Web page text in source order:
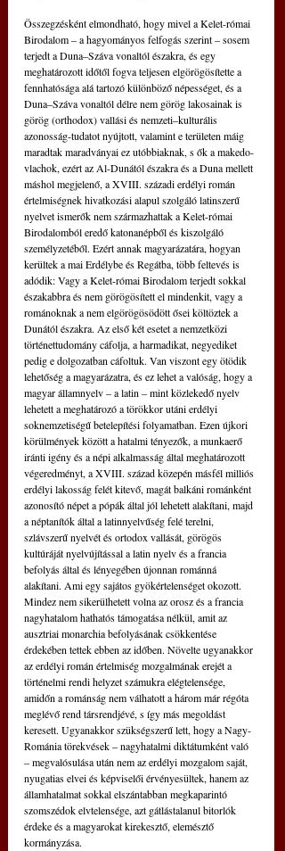
Összegzésként elmondható, hogy mivel a Kelet-római
Birodalom – a hagyományos felfogás szerint – sosem
terjedt a Duna–Száva vonaltól északra, és egy
meghatározott időtől fogva teljesen elgörögösítette a
fennhatósága alá tartozó különböző népességet, és a
Duna–Száva vonaltól délre nem görög lakosainak is
görög (orthodox) vallási és nemzeti–kulturális
azonosság-tudatot nyújtott, valamint e területen máig
maradtak maradványai ez utóbbiaknak, s ők a makedo-
vlachok, ezért az Al-Dunától északra és a Duna mellett
máshol megjelenő, a XVIII. századi erdélyi román
értelmiségnek hivatkozási alapul szolgáló latinszerű
nyelvet ismerők nem származhattak a Kelet-római
Birodalomból eredő katonanépből és kiszolgáló
személyzetéből. Ezért annak magyarázatára, hogyan
kerültek a mai Erdélybe és Regátba, több feltevés is
adódik: Vagy a Kelet-római Birodalom terjedt sokkal
északabbra és nem görögösített el mindenkit, vagy a
románoknak a nem elgörögösödött ősei költöztek a
Dunától északra. Az első két esetet a nemzetközi
történettudomány cáfolja, a harmadikat, negyediket
pedig e dolgozatban cáfoltuk. Van viszont egy ötödik
lehetőség a magyarázatra, és ez lehet a valóság, hogy a
magyar államnyelv – a latin – mint közlekedő nyelv
lehetett a meghatározó a törökkor utáni erdélyi
soknemzetiségű betelepítési folyamatban. Ezen újkori
körülmények között a hatalmi tényezők, a munkaerő
iránti igény és a népi alkalmasság által meghatározott
végeredményt, a XVIII. század közepén másfél milliós
erdélyi lakosság felét kitevő, magát balkáni románként
azonosító népet a pópák által jól lehetett alakítani, majd
a néptanítók által a latinnyelvűség felé terelni,
szlávszerű nyelvét és ortodox vallását, görögös
kultúráját nyelvújítással a latin nyelv és a francia
befolyás által és lényegében újonnan románná
alakítani. Ami egy sajátos gyökértelenséget okozott.
Mindez nem sikerülhetett volna az orosz és a francia
nagyhatalom hathatós támogatása nélkül, amit az
ausztriai monarchia befolyásának csökkentése
érdekében tettek ebben az időben. Növelte ugyanakkor
az erdélyi román értelmiség mozgalmának erejét a
történelmi rendi helyzet számukra elégtelensége,
amidőn a románság nem válhatott a három már régóta
meglévő rend társrendjévé, s így más megoldást
keresett. Ugyanakkor szükségszerű lett, hogy a Nagy-
Románia törekvések – nagyhatalmi diktátumként való
– megvalósulása után nem az erdélyi mozgalom saját,
nyugatias elvei és képviselői érvényesültek, hanem az
államhatalmat sokkal elszántabban megkaparintó
szomszédok elvtelensége, azt gátlástalanul bitorlók
érdeke és a magyarokat kirekesztő, elemésztő
kormányzása.